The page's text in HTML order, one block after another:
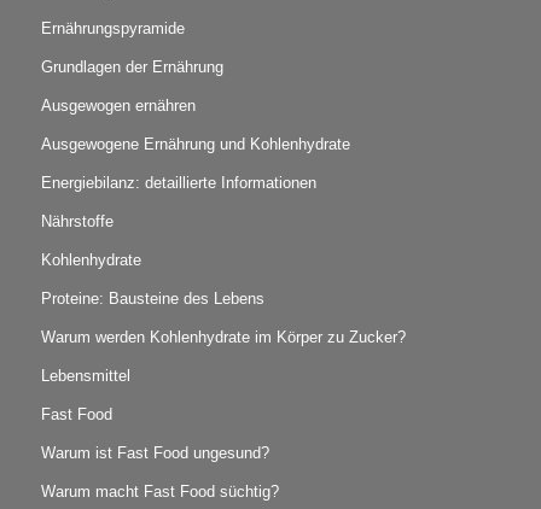
Ernährungspyramide
Grundlagen der Ernährung
Ausgewogen ernähren
Ausgewogene Ernährung und Kohlenhydrate
Energiebilanz: detaillierte Informationen
Nährstoffe
Kohlenhydrate
Proteine: Bausteine des Lebens
Warum werden Kohlenhydrate im Körper zu Zucker?
Lebensmittel
Fast Food
Warum ist Fast Food ungesund?
Warum macht Fast Food süchtig?